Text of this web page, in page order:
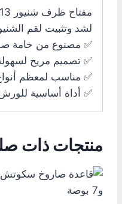
لشد وتثبيت لقم
✅ مصنوع من خامة
✅ تصميم مريح
✅ مناسب لمعظم أنواع
✅ أداة أساسية للورش
منتجات ذات